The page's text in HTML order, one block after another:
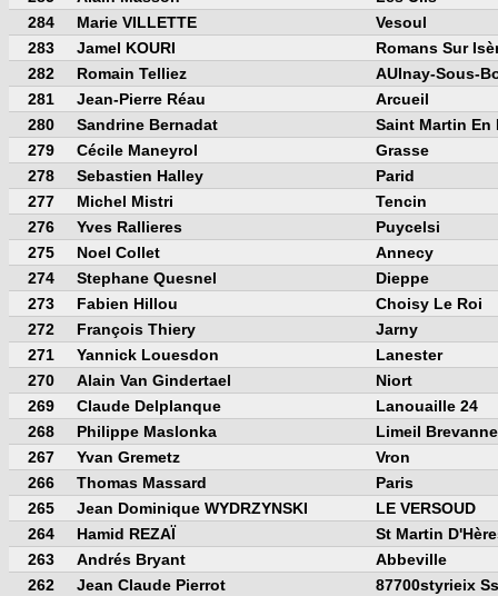
284
Marie VILLETTE
Vesoul
283
Jamel KOURI
Romans Sur
282
Romain Telliez
AUlnay-Sous-
281
Jean-Pierre Réau
Arcueil
280
Sandrine Bernadat
Saint Martin En
279
Cécile Maneyrol
Grasse
278
Sebastien Halley
Parid
277
Michel Mistri
Tencin
276
Yves Rallieres
Puycelsi
275
Noel Collet
Annecy
274
Stephane Quesnel
Dieppe
273
Fabien Hillou
Choisy Le Roi
272
François Thiery
Jarny
271
Yannick Louesdon
Lanester
270
Alain Van Gindertael
Niort
269
Claude Delplanque
Lanouaille 24
268
Philippe Maslonka
Limeil
267
Yvan Gremetz
Vron
266
Thomas Massard
Paris
265
Jean Dominique WYDRZYNSKI
LE VERSOUD
264
Hamid REZAÏ
St Martin
263
Andrés Bryant
Abbeville
262
Jean Claude Pierrot
87700styrieix